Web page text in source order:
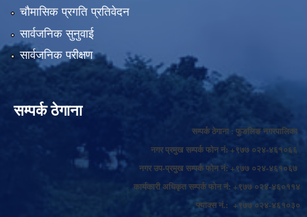
चौमासिक प्रगति प्रतिवेदन
सार्वजनिक सुनुवाई
सार्वजनिक परीक्षण
सम्पर्क ठेगाना
सम्पर्क ठेगाना : फुङलिङ नगरपालिका
नगर प्रमुख सम्पर्क फोन नं: +९७७ ०२४-४६१०६६
नगर उप-प्रमुख सम्पर्क फोन नं: +९७७ ०२४-४६१०६७
कार्यकारी अधिकृत सम्पर्क फोन नं: +९७७ ०२४-४६०११४
फ्याक्स नं.: +९७७ ०२४-४६१०३०